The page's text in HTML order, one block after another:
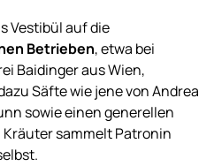
Vestibül auf die
Betrieben, etwa bei
Baidinger aus Wien,
Säfte wie jene von Andrea
sowie einen generellen
Kräuter sammelt Patronin